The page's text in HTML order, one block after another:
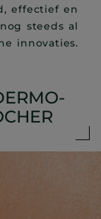
effectief en
steeds al
innovaties.